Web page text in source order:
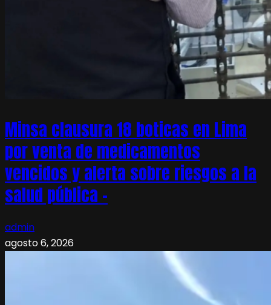
Minsa clausura 18 boticas en Lima
por venta de medicamentos
vencidos y alerta sobre riesgos a la
salud pública –
admin
agosto 6, 2026